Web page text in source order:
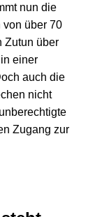
nun die
von über 70
Zutun über
einer
auch die
nicht
Zugang zur